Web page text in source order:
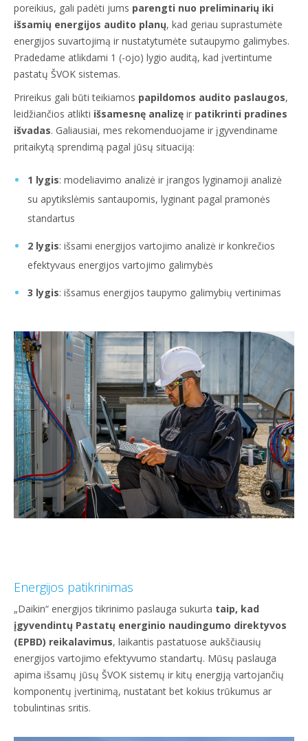
poreikius, gali padėti jums parengti nuo preliminarių iki
išsamių energijos audito planų, kad geriau suprastumėte
energijos suvartojimą ir nustatytumėte sutaupymo galimybes.
Pradedame atlikdami 1 (-ojo) lygio auditą, kad įvertintume
pastatų ŠVOK sistemas.
Prireikus gali būti teikiamos papildomos audito paslaugos,
leidžiančios atlikti išsamesnę analizę ir patikrinti pradines
išvadas. Galiausiai, mes rekomenduojame ir įgyvendiname
pritaikytą sprendimą pagal jūsų situaciją:
1 lygis: modeliavimo analizė ir įrangos lyginamoji analizė
su apytikslėmis santaupomis, lyginant pagal pramonės
standartus
2 lygis: išsami energijos vartojimo analizė ir konkrečios
efektyvaus energijos vartojimo galimybės
3 lygis: išsamus energijos taupymo galimybių vertinimas
Energijos patikrinimas
„Daikin“ energijos tikrinimo paslauga sukurta taip, kad
įgyvendintų Pastatų energinio naudingumo direktyvos
(EPBD) reikalavimus, laikantis pastatuose aukščiausių
energijos vartojimo efektyvumo standartų. Mūsų paslauga
apima išsamų jūsų ŠVOK sistemų ir kitų energiją vartojančių
komponentų įvertinimą, nustatant bet kokius trūkumus ar
tobulintinas sritis.